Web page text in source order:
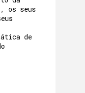
os seus
de